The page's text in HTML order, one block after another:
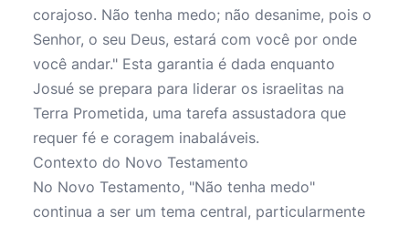
corajoso. Não tenha medo; não desanime, pois o
Senhor, o seu Deus, estará com você por onde
você andar." Esta garantia é dada enquanto
Josué se prepara para liderar os israelitas na
Terra Prometida, uma tarefa assustadora que
requer fé e coragem inabaláveis.
Contexto do Novo Testamento
No Novo Testamento, "Não tenha medo"
continua a ser um tema central, particularmente